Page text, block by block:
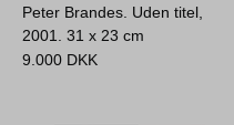
Peter Brandes. Uden titel,
2001.31 x 23 cm
9.000 DKK